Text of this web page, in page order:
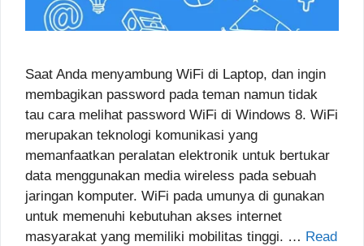
Saat Anda menyambung WiFi di Laptop, dan ingin
membagikan password pada teman namun tidak
tau cara melihat password WiFi di Windows 8. WiFi
merupakan teknologi komunikasi yang
memanfaatkan peralatan elektronik untuk bertukar
data menggunakan media wireless pada sebuah
jaringan komputer. WiFi pada umunya di gunakan
untuk memenuhi kebutuhan akses internet
masyarakat yang memiliki mobilitas tinggi. … Read